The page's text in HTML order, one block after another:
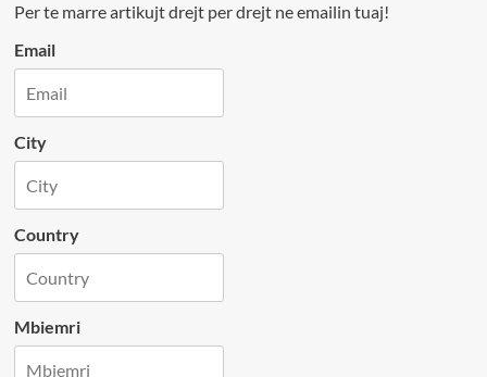
Per te marre artikujt drejt per drejt ne emailin tuaj!
Email
City
Country
Mbiemri